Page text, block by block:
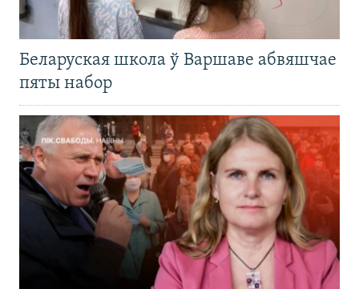
Беларуская школа ў Варшаве абвяшчае
пяты набор